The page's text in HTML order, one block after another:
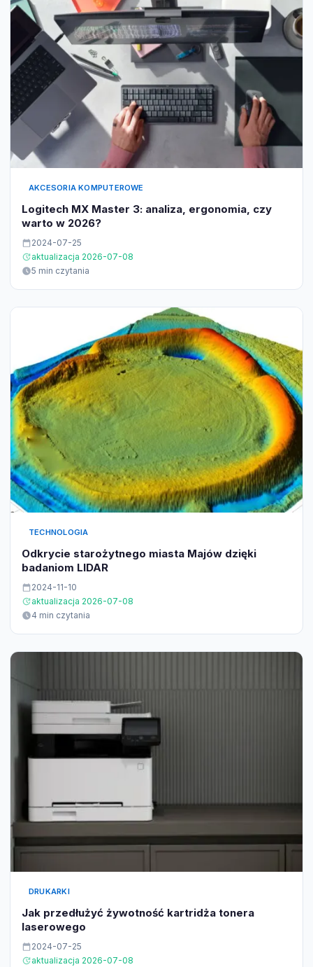
AKCESORIA KOMPUTEROWE
Logitech MX Master 3: analiza, ergonomia, czy
warto w 2026?
2024-07-25
aktualizacja 2026-07-08
5 min czytania
TECHNOLOGIA
Odkrycie starożytnego miasta Majów dzięki
badaniom LIDAR
2024-11-10
aktualizacja 2026-07-08
4 min czytania
DRUKARKI
Jak przedłużyć żywotność kartridża tonera
laserowego
2024-07-25
aktualizacja 2026-07-08